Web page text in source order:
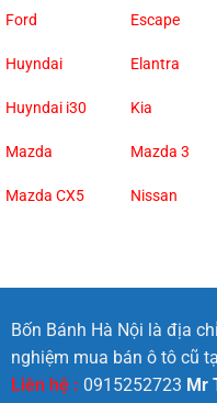
Ford Escape
Huyndai Elantra
Huyndai i30 Kia
Mazda Mazda 3
Mazda CX5 Nissan
Bốn Bánh Hà Nội là địa
nghiệm mua bán ô tô cũ
Liên hệ : 0915252723 Mr